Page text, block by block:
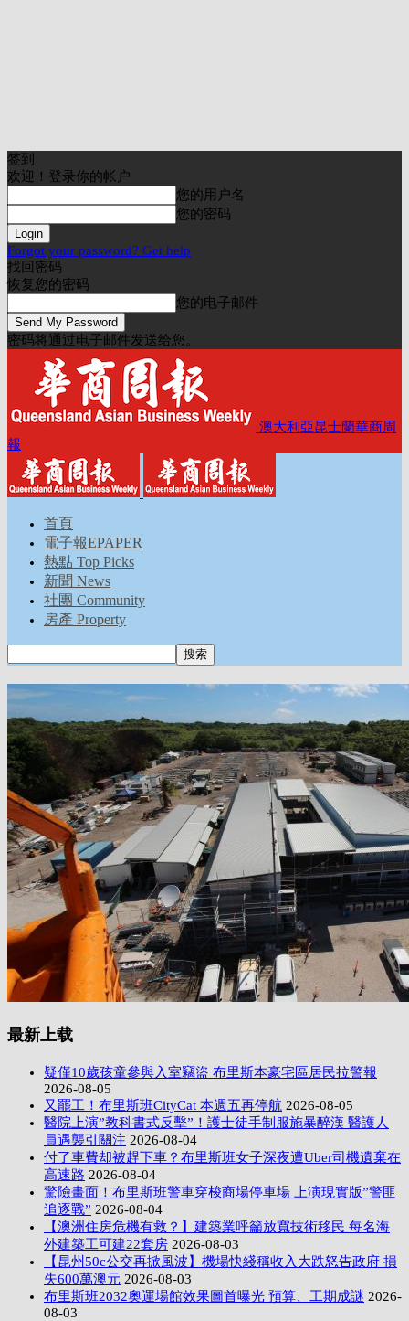
签到
欢迎！登录你的帐户
您的用户名
您的密码
Forgot your password? Get help
找回密码
恢复您的密码
您的电子邮件
密码将通过电子邮件发送给您。
澳大利亞昆士蘭華商周
報
首頁
電子報EPAPER
熱點 Top Picks
新聞 News
社團 Community
房產 Property
最新上载
疑僅10歲孩童參與入室竊盜 布里斯本豪宅區居民拉警報
2026-08-05
又罷工！布里斯班CityCat 本週五再停航 2026-08-05
醫院上演”教科書式反擊”！護士徒手制服施暴醉漢 醫護人
員遇襲引關注 2026-08-04
付了車費却被趕下車？布里斯班女子深夜遭Uber司機遺棄在
高速路 2026-08-04
驚險畫面！布里斯班警車穿梭商場停車場 上演現實版”警匪
追逐戰” 2026-08-04
【澳洲住房危機有救？】建築業呼籲放寬技術移民 每名海
外建築工可建22套房 2026-08-03
【昆州50c公交再掀風波】機場快綫稱收入大跌怒告政府 損
失600萬澳元 2026-08-03
布里斯班2032奧運場館效果圖首曝光 預算、工期成謎 2026-
08-03